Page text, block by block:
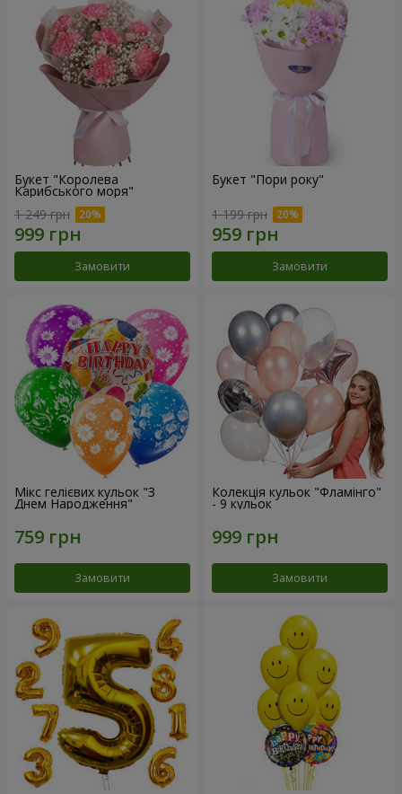
Букет "Королева
Карибського моря"
1 249 грн
Замовити
Букет "Пори року"
1 199 грн
Замовити
Мікс гелієвих кульок "З
Днем Народження"
Замовити
Колекція кульок "Фламінго"
- 9 кульок
Замовити